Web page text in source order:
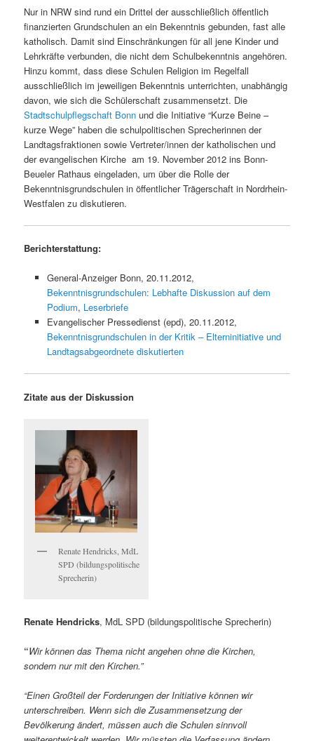
Nur in NRW sind rund ein Drittel der ausschließlich öffentlich
finanzierten Grundschulen an ein Bekenntnis gebunden, fast alle
katholisch. Damit sind Einschränkungen für all jene Kinder und
Lehrkräfte verbunden, die nicht dem Schulbekenntnis angehören.
Hinzu kommt, dass diese Schulen Religion im Regelfall
ausschließlich im jeweiligen Bekenntnis unterrichten, unabhängig
davon, wie sich die Schülerschaft zusammensetzt. Die
Stadtschulpflegschaft Bonn und die Initiative “Kurze Beine –
kurze Wege” haben die schulpolitischen Sprecherinnen der
Landtagsfraktionen sowie Vertreter/innen der katholischen und
der evangelischen Kirche am 19. November 2012 ins Bonn-
Beueler Rathaus eingeladen, um über die Rolle der
Bekenntnisgrundschulen in öffentlicher Trägerschaft in Nordrhein-
Westfalen zu diskutieren.
Berichterstattung:
General-Anzeiger Bonn, 20.11.2012,
Bekenntnisgrundschulen: Lebhafte Diskussion auf dem
Podium, Leserbriefe
Evangelischer Pressedienst (epd), 20.11.2012,
Bekenntnisgrundschulen in der Kritik – Elterninitiative und
Landtagsabgeordnete diskutierten
Zitate aus der Diskussion
Renate Hendricks, MdL
SPD (bildungspolitische
Sprecherin)
Renate Hendricks, MdL SPD (bildungspolitische Sprecherin)
“Wir können das Thema nicht angehen ohne die Kirchen,
sondern nur mit den Kirchen.”
“Einen Großteil der Forderungen der Initiative können wir
unterschreiben. Wenn sich die Zusammensetzung der
Bevölkerung ändert, müssen auch die Schulen sinnvoll